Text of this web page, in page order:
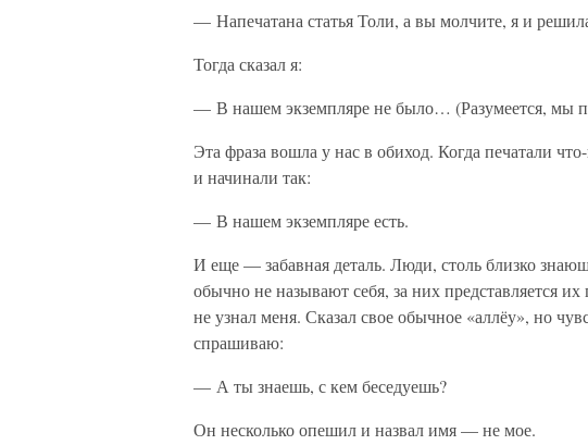
— Напечатана статья Толи, а вы молчите, я и
Тогда сказал я:
— В нашем экземпляре не было… (Разумеется, мы
Эта фраза вошла у нас в обиход. Когда печатали
и начинали так:
— В нашем экземпляре есть.
И еще — забавная деталь. Люди, столь близко
обычно не называют себя, за них представляется
не узнал меня. Сказал свое обычное «аллёу», но
спрашиваю:
— А ты знаешь, с кем беседуешь?
Он несколько опешил и назвал имя — не мое.